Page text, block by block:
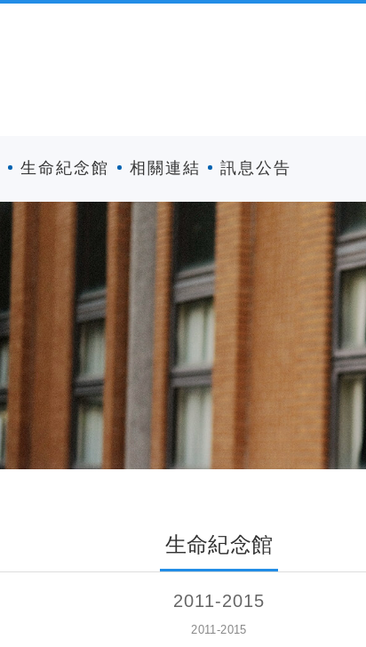
生命紀念館 相關連結 訊息公告
生命紀念館
2011-2015
2011-2015